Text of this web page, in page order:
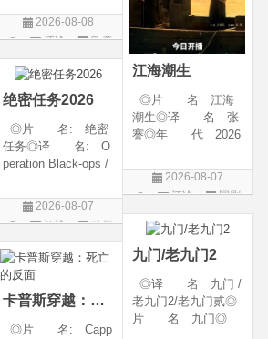
◎年 代 2024◎
产 地 美国◎
幻 / 悬疑◎语
言 英语◎上映日
2026-08-08
评论
欧美
剧
江海潮生
◎片 名 江海
潮生◎译 名 张
謇◎年 代 2026
陆◎类 别 传记
/ 历史 / 古装◎语
上映日期 2026-07-
20(中国大陆)◎
2026-08-07
评论
国剧
绝密任务2026
◎片 名: 绝密
任务◎译 名: O
peration Black-ops /
&amp;middot;绝密任
务◎年 代: 202
大陆◎类 别:
动作 / 战争 / 犯
2026-08-07
评论
动作
片
九门/老九门2
◎译 名 九门 /
老九门2/老九门贰◎
片 名 九门◎
卡普斯穿越：死亡的反面
◎片 名: Capp